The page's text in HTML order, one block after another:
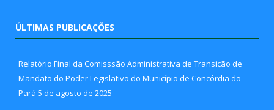
ÚLTIMAS PUBLICAÇÕES
Relatório Final da Comisssão Administrativa de Transição de
Mandato do Poder Legislativo do Município de Concórdia do
Pará 5 de agosto de 2025